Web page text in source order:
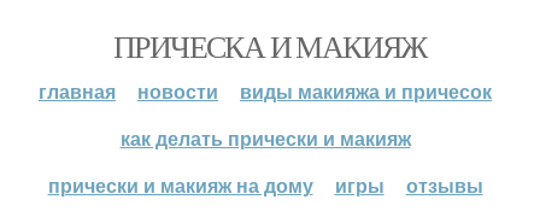
ПРИЧЕСКА И МАКИЯЖ
главная новости
виды макияжа и причесок
как делать прически и макияж
прически и макияж на дому
игры отзывы